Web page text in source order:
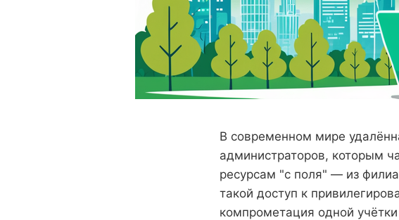
В современном мире
администраторов, которым
ресурсам "с поля" — из
такой доступ к
компрометация одной